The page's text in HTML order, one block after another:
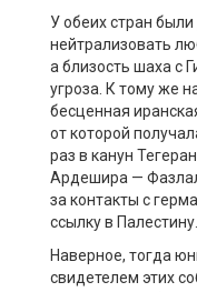
У обеих стран
нейтрализовать
а близость шаха с
угроза. К тому же
бесценная
от которой
раз в канун
Ардешира —
за контакты с
ссылку в Палестину.
Наверное, тогда
свидетелем этих